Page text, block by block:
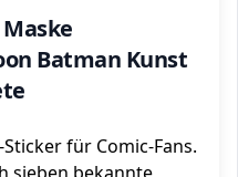
Batman Kunst
für Comic-Fans.